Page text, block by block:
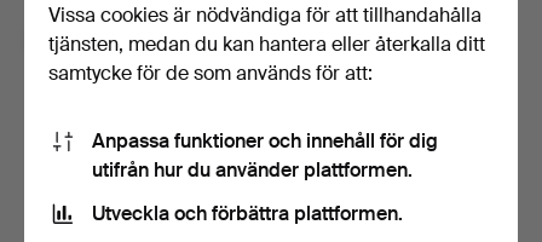
Jag är över 18 år och jag godkänner
användarvillkoren,köpvillkorensamt bekräftar att jag
Skapa konto
Vissa cookies är nödvändiga för att tillhandahålla
tjänsten, medan du kan hantera eller återkalla ditt
samtycke för de som används för att:
Anpassa funktioner och innehåll för dig
utifrån hur du använder plattformen.
Utveckla och förbättra plattformen.